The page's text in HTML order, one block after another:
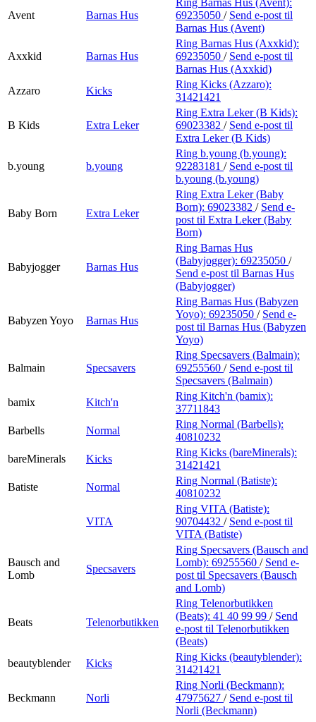
Avent Barnas Hus
69235050 / Send e-post til
Barnas Hus (Avent)
Axxkid Barnas Hus
Ring Barnas Hus (Axxkid):
69235050 / Send e-post til
Barnas Hus (Axxkid)
Azzaro
Kicks
Ring Kicks (Azzaro):
31421421
B Kids Extra Leker
Ring Extra Leker (B Kids):
69023382 / Send e-post til
Extra Leker (B Kids)
b.young b.young
Ring b.young (b.young):
92283181 / Send e-post til
b.young (b.young)
Baby Born Extra Leker
Ring Extra Leker (Baby
Born): 69023382 / Send e-
post til Extra Leker (Baby
Born)
Babyjogger Barnas Hus
Ring Barnas Hus
(Babyjogger): 69235050 /
Send e-post til Barnas Hus
(Babyjogger)
Babyzen Yoyo Barnas Hus
Ring Barnas Hus (Babyzen
Yoyo): 69235050 / Send e-
post til Barnas Hus (Babyzen
Yoyo)
Balmain Specsavers
Ring Specsavers (Balmain):
69255560 / Send e-post til
Specsavers (Balmain)
bamix
Kitch'n
Ring Kitch'n (bamix):
37711843
Barbells
Normal
Ring Normal (Barbells):
40810232
bareMinerals
Kicks
Ring Kicks (bareMinerals):
31421421
Batiste
Normal
Ring Normal (Batiste):
40810232
VITA
Ring VITA (Batiste):
90704432 / Send e-post til
VITA (Batiste)
Bausch and
Lomb
Specsavers
Ring Specsavers (Bausch and
Lomb): 69255560 / Send e-
post til Specsavers (Bausch
and Lomb)
Beats Telenorbutikken
Ring Telenorbutikken
(Beats): 41 40 99 99 / Send
e-post til Telenorbutikken
(Beats)
beautyblender
Kicks
Ring Kicks (beautyblender):
31421421
Beckmann Norli
Ring Norli (Beckmann):
47975627 / Send e-post til
Norli (Beckmann)